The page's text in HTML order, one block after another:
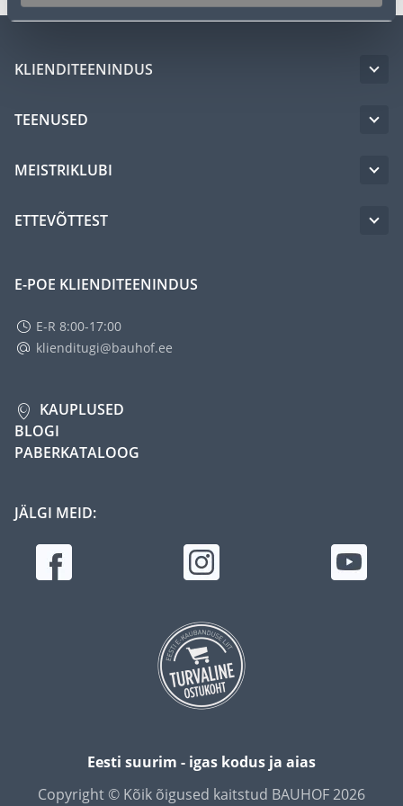
KLIENDITEENINDUS
TEENUSED
MEISTRIKLUBI
ETTEVÕTTEST
E-POE KLIENDITEENINDUS
E-R 8:00-17:00
klienditugi@bauhof.ee
KAUPLUSED
BLOGI
PABERKATALOOG
JÄLGI MEID:
Eesti suurim - igas kodus ja aias
Copyright © Kõik õigused kaitstud BAUHOF 2026